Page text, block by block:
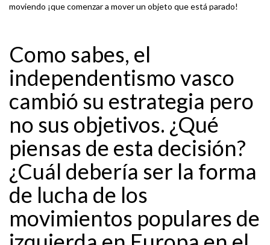
moviendo ¡que comenzar a mover un objeto que está parado!
Como sabes, el
independentismo vasco
cambió su estrategia pero
no sus objetivos. ¿Qué
piensas de esta decisión?
¿Cuál debería ser la forma
de lucha de los
movimientos populares de